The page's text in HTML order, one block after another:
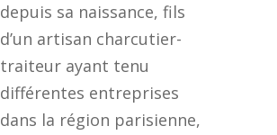
depuis sa naissance, fils
d’un artisan charcutier-
traiteur ayant tenu
différentes entreprises
dans la région parisienne,